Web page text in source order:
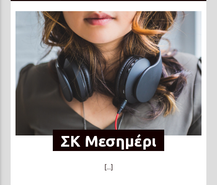
ΣΚ Μεσημέρι
[...]